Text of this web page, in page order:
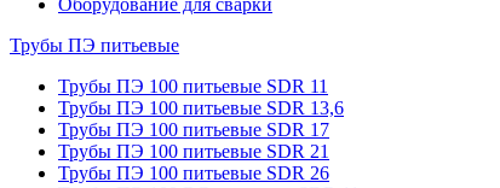
Оборудование для сварки
Трубы ПЭ питьевые
Трубы ПЭ 100 питьевые SDR 11
Трубы ПЭ 100 питьевые SDR 13,6
Трубы ПЭ 100 питьевые SDR 17
Трубы ПЭ 100 питьевые SDR 21
Трубы ПЭ 100 питьевые SDR 26